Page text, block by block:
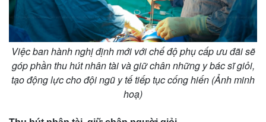
Việc ban hành nghị định mới với chế độ phụ cấp ưu đãi sẽ
góp phần thu hút nhân tài và giữ chân những y bác sĩ giỏi,
tạo động lực cho đội ngũ y tế tiếp tục cống hiến (Ảnh minh
hoạ)